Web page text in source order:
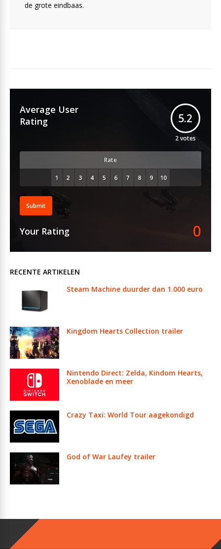
de grote eindbaas.
Average User
Rating
5.2
2votes
Rate
Submit
Your Rating 0
RECENTE ARTIKELEN
Steam Machine duurder dan 1.000 euro
Kingdom Hearts Collection trailer
Nintendo Direct: Zelda, Kindom Hearts,
Xenoblade en meer
Crazy Taxi: World Tour aagekondigd
God of War Laufey trailer